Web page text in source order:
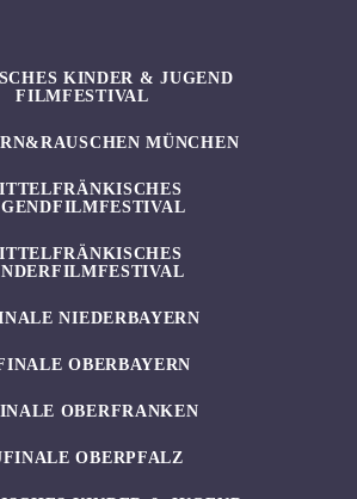
KINDER & JUGEND
FILMFESTIVAL
MÜNCHEN
NIEDERBAYERN
OBERBAYERN
OBERFRANKEN
OBERPFALZ